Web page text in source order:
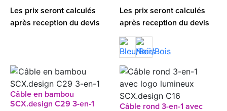
Les prix seront calculés
après reception du devis
Les prix seront calculés
après reception du devis
Câble en bambou
SCX.design C29 3-en-1
Câble rond 3-en-1 avec